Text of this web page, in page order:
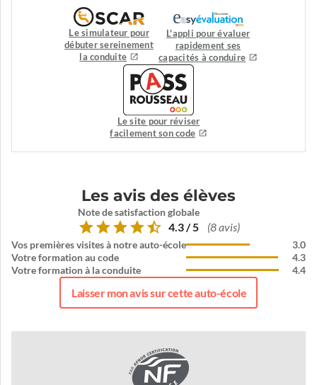
Le simulateur pour
débuter sereinement
la conduite
L'appli pour évaluer
rapidement ses
capacités à conduire
Le site pour réviser
facilement son code
Les avis des élèves
Note de satisfaction globale
4.3 / 5 (8 avis)
Vos premières visites à notre auto-école
Votre formation au code
Votre formation à la conduite
3.0
4.3
4.4
Laisser mon avis sur cette auto-école